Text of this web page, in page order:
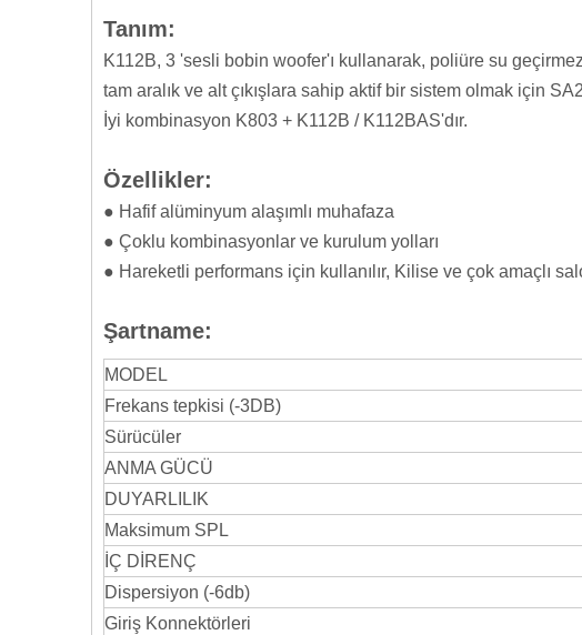
Tanım:
K112B, 3 'sesli bobin woofer'ı kullanarak, poliüre su
tam aralık ve alt çıkışlara sahip aktif bir sistem olmak için
İyi kombinasyon K803 + K112B / K112BAS'dır.
Özellikler:
● Hafif alüminyum alaşımlı muhafaza
● Çoklu kombinasyonlar ve kurulum yolları
● Hareketli performans için kullanılır, Kilise ve çok amaçlı
Şartname:
MODEL
Frekans tepkisi (-3DB)
Sürücüler
ANMA GÜCÜ
DUYARLILIK
Maksimum SPL
İÇ DİRENÇ
Dispersiyon (-6db)
Giriş Konnektörleri